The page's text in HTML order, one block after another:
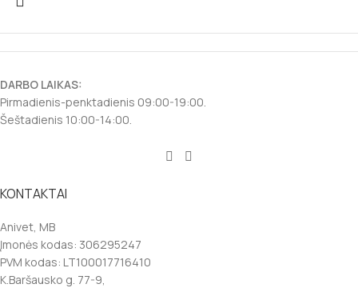
DARBO LAIKAS:
Pirmadienis-penktadienis 09:00-19:00.
Šeštadienis 10:00-14:00.
KONTAKTAI
Anivet, MB
Įmonės kodas: 306295247
PVM kodas: LT100017716410
K.Baršausko g. 77-9,